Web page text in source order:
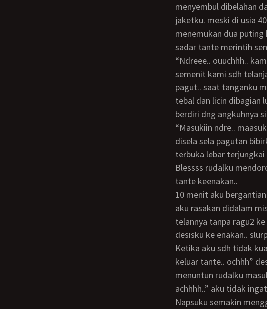
menyembul dibelahan
jaketku. meski di usia
menemukan dua
sadar tante merintih
“ndreee.. ouuchhh.. kamu nakal ndre.. ohhhhh” lenguhnya kenikmatan. tdk sampai
semenit kami sdh
pagut.. saat tanganku
tebal dan licin dibagian
berdiri dng angkuhnya
“masukiin ndre.. maasukkiiin.. uchhhh.. tantenggak kuat ndree.. ohhhh” rintihnya
disela sela pagutan
terbuka lebar
Blessss rudalku
tante keenakan..
10 menit aku bergantian bergoyang dng tante. sesuatu yg menjepit dan peret msh
aku rasakan didalam
telannya tanpa ragu2
desisku ke enakan..
ketika aku sdh tidak kuat lg menahan swjuta rasa.. tante.. tantee… uhh aku mau
keluar tante.. ochhh”
menuntun rudalku
achhhh..” aku tidak
napsuku semakin menggila dan aku segera turun untuk menjilat habis miss v tante